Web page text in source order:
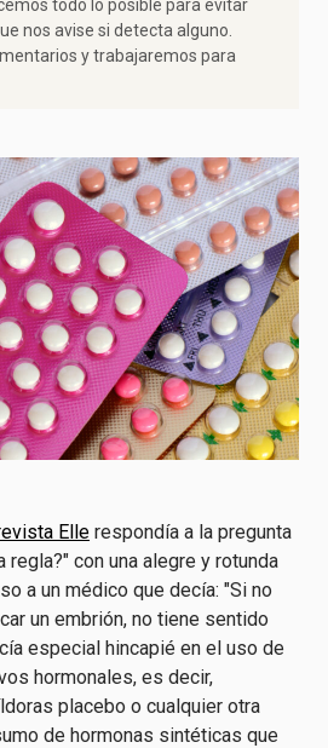
todo lo posible para evitar
nos avise si detecta alguno.
y trabajaremos para
Elle respondía a la pregunta
con una alegre y rotunda
a un médico que decía: "Si no
un embrión, no tiene sentido
especial hincapié en el uso de
hormonales, es decir,
placebo o cualquier otra
de hormonas sintéticas que